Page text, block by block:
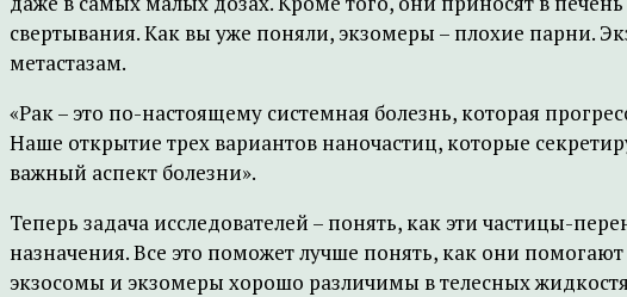
свертывания. Как вы уже поняли, экзомеры – плохие парни.
метастазам.
«Рак – это по-настоящему системная болезнь, которая
Наше открытие трех вариантов наночастиц, которые
важный аспект болезни».
Теперь задача исследователей – понять, как эти частицы-
назначения. Все это поможет лучше понять, как они
экзосомы и экзомеры хорошо различимы в телесных